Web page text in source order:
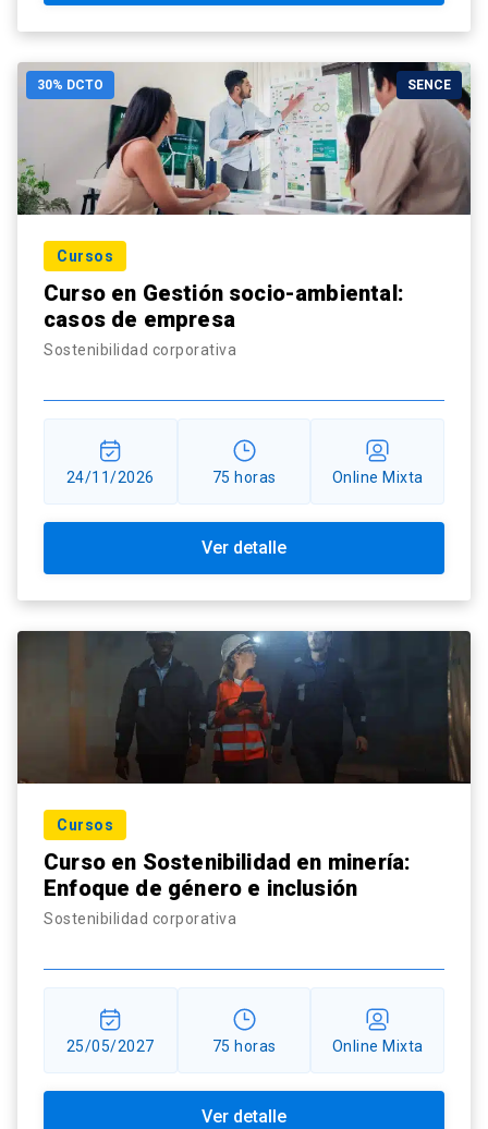
30% DCTO SENCE
Cursos
Curso en Gestión socio-ambiental:
casos de empresa
Sostenibilidad corporativa
24/11/2026 75 horas Online Mixta
Ver detalle
Cursos
Curso en Sostenibilidad en minería:
Enfoque de género e inclusión
Sostenibilidad corporativa
25/05/2027 75 horas Online Mixta
Ver detalle